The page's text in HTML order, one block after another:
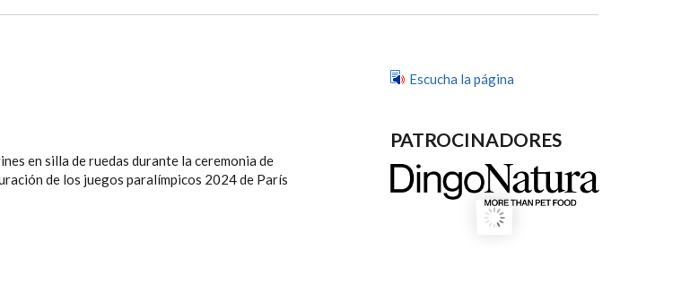
en silla de ruedas durante la ceremonia de
de los juegos paralímpicos 2024 de París
Escucha la página
PATROCINADORES